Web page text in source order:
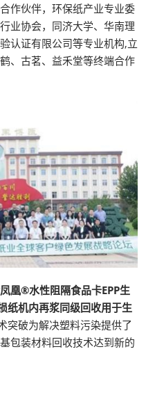
作伙伴，环保纸产业专业委
业协会，同济大学、华南理
认证有限公司等专业机构,立
、古茗、益禾堂等终端合作
凰®水性阻隔食品卡EPP生
纸机内再浆同级回收用于生
突破为解决塑料污染提供了
包装材料回收技术达到新的